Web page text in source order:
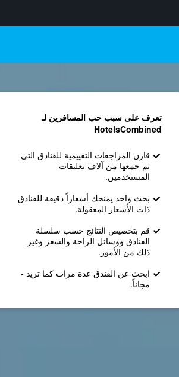
تعرف على سبب حب المسافرين لـ
HotelsCombined
قارن المراجعات التقييمية للفنادق التي
تم جمعها من آلاف تعليقات
المستخدمين.
بحث واحد يمنحك أسعاراً دقيقة للفنادق
ذات الأسعار المعقولة.
قم بتخصيص النتائج حسب سلسلة
الفنادق ووسائل الراحة والسعر وغير
ذلك من الأمور.
ابحث عن الفندق عدة مرات كما تريد -
مجاناً.